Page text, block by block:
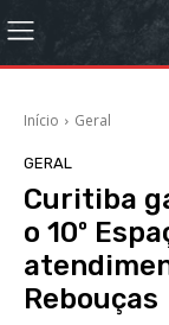
Início Geral
GERAL
Curitiba
o 10º
Rebouças